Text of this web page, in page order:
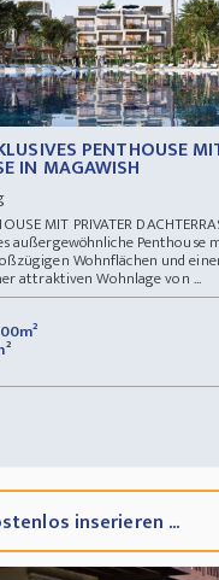
PENTHOUSE
IN MAGAWISH
MIT PRIVATER
außergewöhnliche Penthouse
Wohnflächen und
attraktiven Wohnlage von ...
inserieren ...